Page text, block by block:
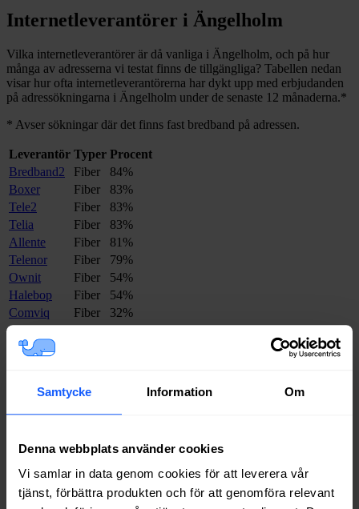
Samtycke Information Om
Denna webbplats använder cookies
Vi samlar in data genom cookies för att leverera vår
tjänst, förbättra produkten och för att genomföra relevant
Internetleverantörer i Ängelholm
Vilka internetleverantörer är då vanliga i Ängelholm, och på hur
många av adresserna vi testat finns de tillgängliga? Tabellen nedan
visar hur ofta internetleverantörerna har dykt upp med erbjudanden
på adressökningarna i Ängelholm under de senaste 12 månaderna.*
* Avser sökningar där det finns fast bredband på adressen.
Leverantör Typer Procent
Bredband2
Fiber
84%
Boxer
Fiber
83%
Tele2
Fiber
83%
Telia
Fiber
83%
Allente
Fiber
81%
Telenor
Fiber
79%
Ownit
Fiber
54%
Halebop
Fiber
54%
Comviq
Fiber
32%
Net at Once Fiber
6%
Internetport
Om du vill se exakt vilka internetleverantörer som erbjuder
att göra en snabb sökning här:
Sök